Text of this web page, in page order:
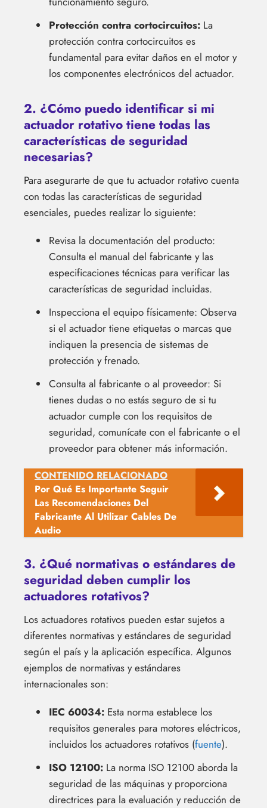
Protección contra cortocircuitos: La
protección contra cortocircuitos es
fundamental para evitar daños en el motor y
los componentes electrónicos del actuador.
2. ¿Cómo puedo identificar si mi
actuador rotativo tiene todas las
características de seguridad
necesarias?
Para asegurarte de que tu actuador rotativo cuenta
con todas las características de seguridad
esenciales, puedes realizar lo siguiente:
Revisa la documentación del producto:
Consulta el manual del fabricante y las
especificaciones técnicas para verificar las
características de seguridad incluidas.
Inspecciona el equipo físicamente: Observa
si el actuador tiene etiquetas o marcas que
indiquen la presencia de sistemas de
protección y frenado.
Consulta al fabricante o al proveedor: Si
tienes dudas o no estás seguro de si tu
actuador cumple con los requisitos de
seguridad, comunícate con el fabricante o el
proveedor para obtener más información.
CONTENIDO RELACIONADO
Por Qué Es Importante Seguir
Las Recomendaciones Del
Fabricante Al Utilizar Cables De
Audio
3. ¿Qué normativas o estándares de
seguridad deben cumplir los
actuadores rotativos?
Los actuadores rotativos pueden estar sujetos a
diferentes normativas y estándares de seguridad
según el país y la aplicación específica. Algunos
ejemplos de normativas y estándares
internacionales son:
IEC 60034: Esta norma establece los
requisitos generales para motores eléctricos,
incluidos los actuadores rotativos (fuente).
ISO 12100: La norma ISO 12100 aborda la
seguridad de las máquinas y proporciona
directrices para la evaluación y reducción de